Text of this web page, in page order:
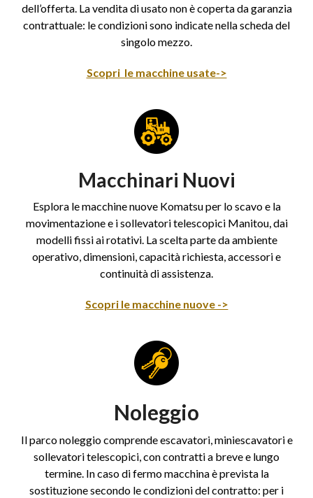
dell’offerta. La vendita di usato non è coperta da garanzia
contrattuale: le condizioni sono indicate nella scheda del
singolo mezzo.
Scopri le macchine usate->
Macchinari Nuovi
Esplora le macchine nuove Komatsu per lo scavo e la
movimentazione e i sollevatori telescopici Manitou, dai
modelli fissi ai rotativi. La scelta parte da ambiente
operativo, dimensioni, capacità richiesta, accessori e
continuità di assistenza.
Scopri le macchine nuove ->
Noleggio
Il parco noleggio comprende escavatori, miniescavatori e
sollevatori telescopici, con contratti a breve e lungo
termine. In caso di fermo macchina è prevista la
sostituzione secondo le condizioni del contratto: per i